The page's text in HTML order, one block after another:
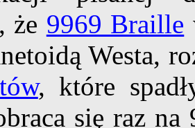
że 9969 Braille
Westa,
, które
się raz